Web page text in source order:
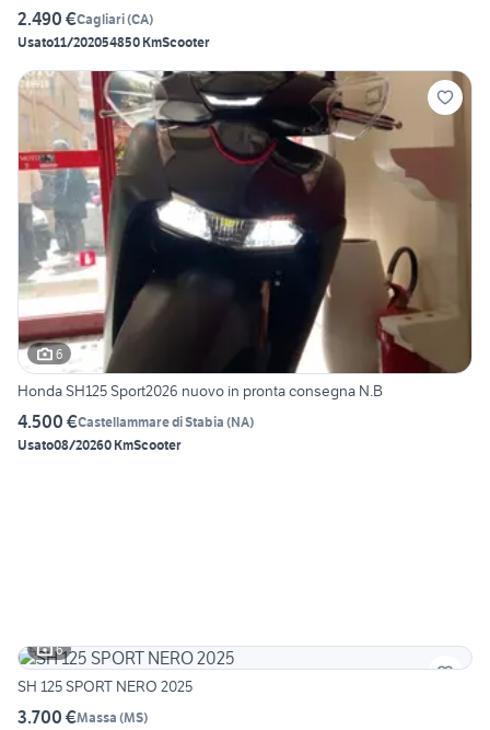
2.490 €Cagliari(CA)
Usato11/202054850 KmScooter
6
Honda SH125 Sport2026 nuovo in pronta consegna N.B
4.500 €Castellammare di Stabia (NA)
Usato08/20260 KmScooter
6
SH 125 SPORT NERO 2025
3.700 €Massa (MS)